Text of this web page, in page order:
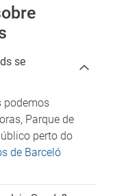
se
podemos
Parque de
perto do
de Barceló